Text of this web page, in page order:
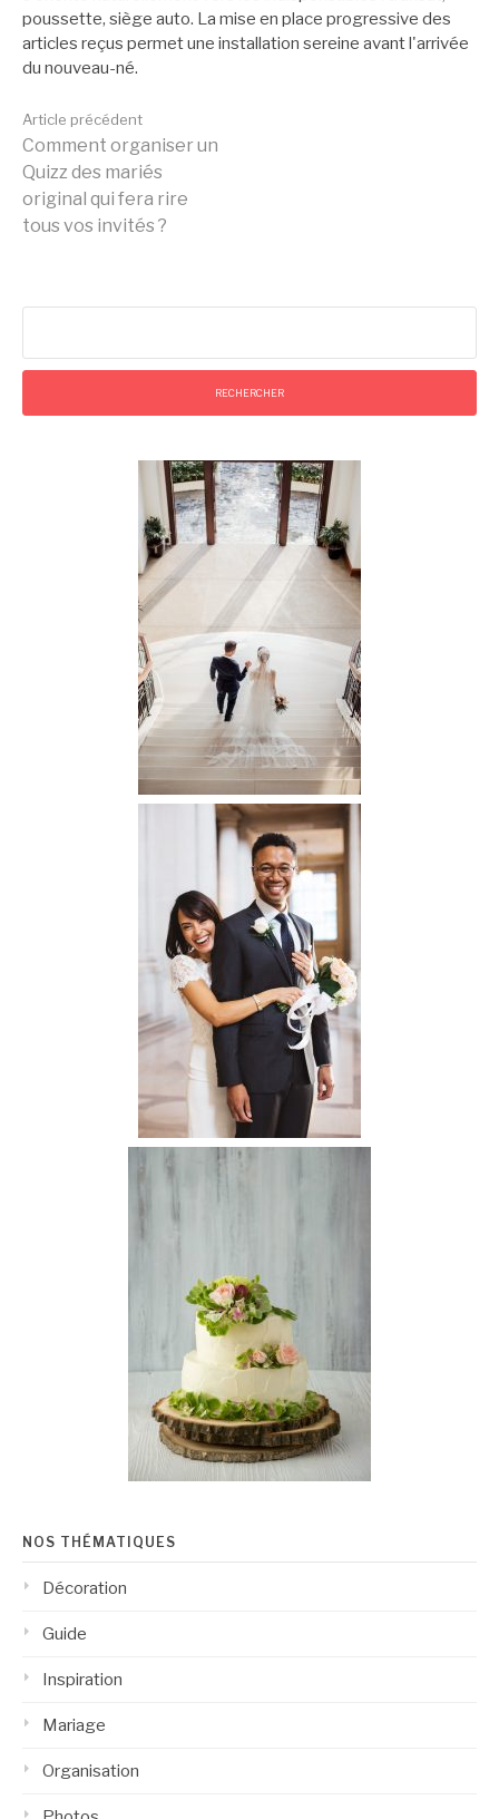
poussette, siège auto. La mise en place progressive des
articles reçus permet une installation sereine avant l'arrivée
du nouveau-né.
Lire
la
Article précédent
Comment organiser un
Quizz des mariés
original qui fera rire
tous vos invités ?
NOS THÉMATIQUES
Décoration
Guide
Inspiration
Mariage
Organisation